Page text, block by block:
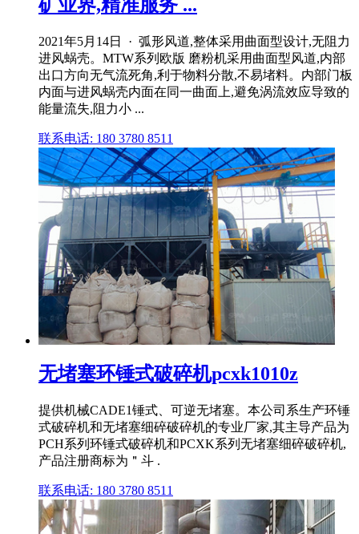
矿业界,精准服务 ...
2021年5月14日 · 弧形风道,整体采用曲面型设计,无阻力
进风蜗壳。MTW系列欧版 磨粉机采用曲面型风道,内部
出口方向无气流死角,利于物料分散,不易堵料。内部门板
内面与进风蜗壳内面在同一曲面上,避免涡流效应导致的
能量流失,阻力小 ...
联系电话: 180 3780 8511
无堵塞环锤式破碎机pcxk1010z
提供机械CADE1锤式、可逆无堵塞。本公司系生产环锤
式破碎机和无堵塞细碎破碎机的专业厂家,其主导产品为
PCH系列环锤式破碎机和PCXK系列无堵塞细碎破碎机,
产品注册商标为＂斗 .
联系电话: 180 3780 8511